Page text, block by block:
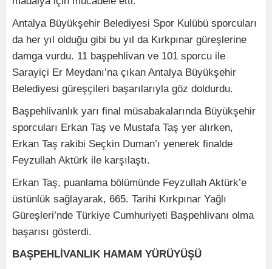
Antalya Büyükşehir Belediyesi Spor Kulübü sporcuları
da her yıl olduğu gibi bu yıl da Kırkpınar güreşlerine
damga vurdu. 11 başpehlivan ve 101 sporcu ile
Sarayiçi Er Meydanı’na çıkan Antalya Büyükşehir
Belediyesi güreşçileri başarılarıyla göz doldurdu.
Başpehlivanlık yarı final müsabakalarında Büyükşehir
sporcuları Erkan Taş ve Mustafa Taş yer alırken,
Erkan Taş rakibi Seçkin Duman’ı yenerek finalde
Feyzullah Aktürk ile karşılaştı.
Erkan Taş, puanlama bölümünde Feyzullah Aktürk’e
üstünlük sağlayarak, 665. Tarihi Kırkpınar Yağlı
Güreşleri’nde Türkiye Cumhuriyeti Başpehlivanı olma
başarısı gösterdi.
BAŞPEHLİVANLIK HAMAM YÜRÜYÜŞÜ